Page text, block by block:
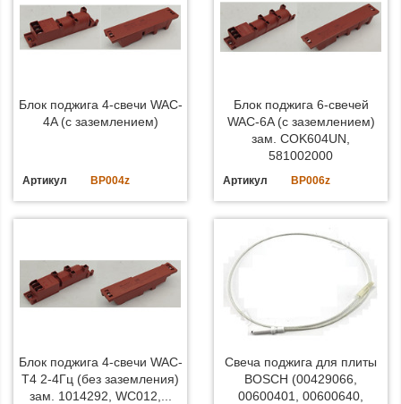
Блок поджига 4-свечи WAC-
4A (с заземлением)
Артикул BP004z
Блок поджига 6-свечей
WAC-6A (с заземлением)
зам. COK604UN,
581002000
Артикул BP006z
Блок поджига 4-свечи WAC-
Т4 2-4Гц (без заземления)
зам. 1014292, WC012,...
Свеча поджига для плиты
BOSCH (00429066,
00600401, 00600640,